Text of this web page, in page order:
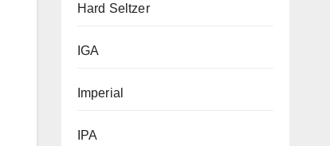
Hard Seltzer
IGA
Imperial
IPA